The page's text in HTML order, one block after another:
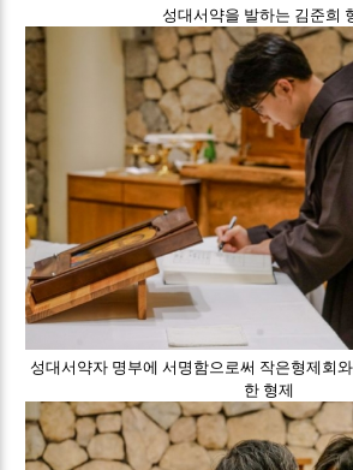
성대서약을 발하는 김준희
성대서약자 명부에 서명함으로써 작은형제회
한 형제